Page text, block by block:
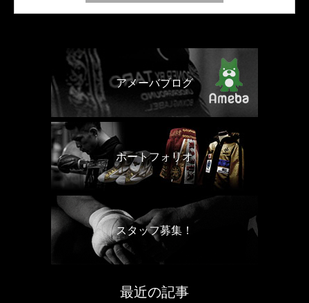
アメーバブログ
ポートフォリオ
スタッフ募集！
最近の記事